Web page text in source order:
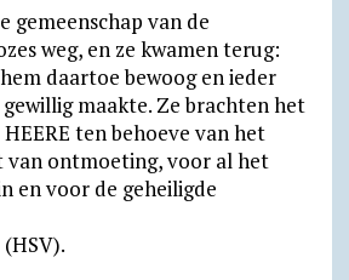
gemeenschap van de
weg, en ze kwamen terug:
daartoe bewoog en ieder
maakte. Ze brachten het
ten behoeve van het
van ontmoeting, voor al het
en voor de geheiligde
(HSV).